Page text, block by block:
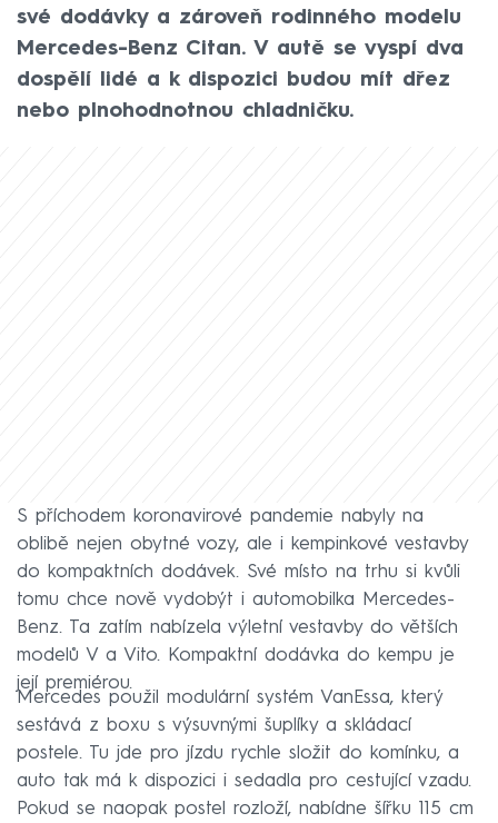
své dodávky a zároveň rodinného modelu
Mercedes-Benz Citan. V autě se vyspí dva
dospělí lidé a k dispozici budou mít dřez
nebo plnohodnotnou chladničku.
S příchodem koronavirové pandemie nabyly na
oblibě nejen obytné vozy, ale i kempinkové vestavby
do kompaktních dodávek. Své místo na trhu si kvůli
tomu chce nově vydobýt i automobilka Mercedes-
Benz. Ta zatím nabízela výletní vestavby do větších
modelů V a Vito. Kompaktní dodávka do kempu je
její premiérou.
Mercedes použil modulární systém VanEssa, který
sestává z boxu s výsuvnými šuplíky a skládací
postele. Tu jde pro jízdu rychle složit do komínku, a
auto tak má k dispozici i sedadla pro cestující vzadu.
Pokud se naopak postel rozloží, nabídne šířku 115 cm